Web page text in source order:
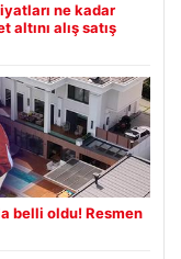
ne kadar
alış satış
belli oldu! Resmen